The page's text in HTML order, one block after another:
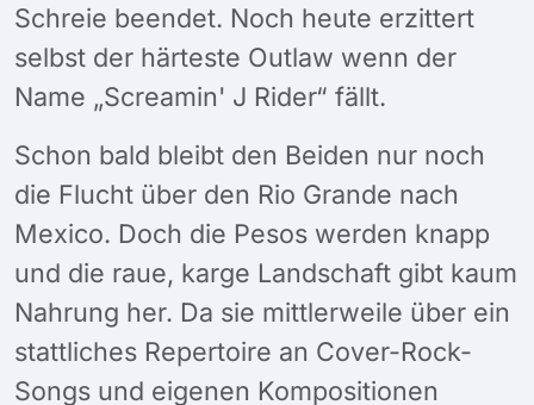
Schreie beendet. Noch heute erzittert
selbst der härteste Outlaw wenn der
Name „Screamin' J Rider“ fällt.
Schon bald bleibt den Beiden nur noch
die Flucht über den Rio Grande nach
Mexico. Doch die Pesos werden knapp
und die raue, karge Landschaft gibt kaum
Nahrung her. Da sie mittlerweile über ein
stattliches Repertoire an Cover-Rock-
Songs und eigenen Kompositionen